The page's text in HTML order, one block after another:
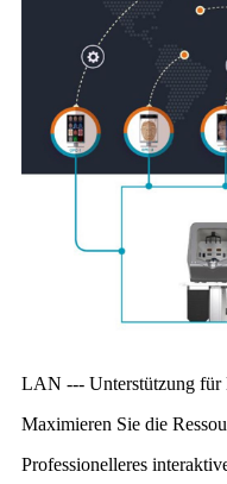
LAN --- Unterstützung
Maximieren Sie die
Professionelleres